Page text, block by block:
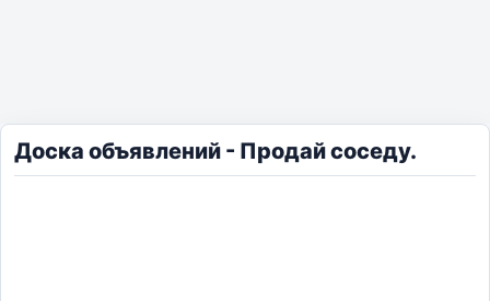
Доска объявлений - Продай соседу.